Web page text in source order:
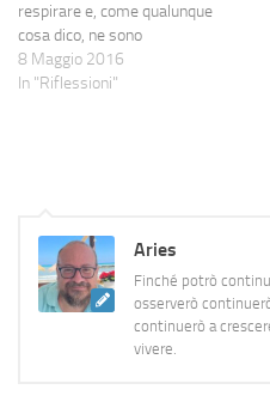
respirare e, come qualunque
cosa dico, ne sono
estremamente convinto. In
questi ultimi mesi sono tante
8 Maggio 2016
In "Riflessioni"
Aries
Finché potrò
osserverò
continuerò a
vivere.